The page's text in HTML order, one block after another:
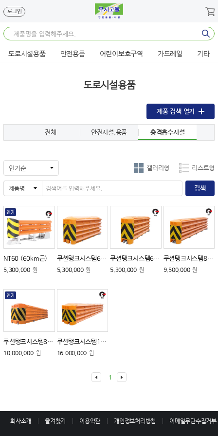
메뉴 바로가기
로그인
도로시설용품 안전용품 어린이보호구역 가드레일 기타
도로시설용품
제품 검색 열기
전체 안전시설,용품 충격흡수시설
갤러리형 리스트형
NT60 (60km급)
5,300,000 원
쿠션탱크시스템60 (60km급)
5,300,000 원
쿠션탱크시스템60-2 (60km급)
5,300,000 원
쿠션탱크시스템80-F (80km급)
9,500,000 원
쿠션탱크시스템80-1 (80km급)
10,000,000 원
쿠션탱크시스템100 (100km급)
16,000,000 원
1
회사소개 즐겨찾기 이용약관 개인정보처리방침 이메일무단수집거부